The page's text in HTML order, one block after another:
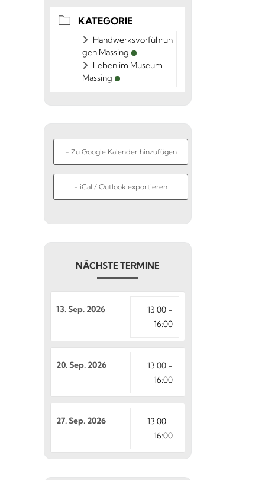
KATEGORIE
Handwerksvorführun
gen Massing
Leben im Museum
Massing
+ Zu Google Kalender hinzufügen
+ iCal / Outlook exportieren
NÄCHSTE TERMINE
13. Sep. 2026
13:00 -
16:00
20. Sep. 2026
13:00 -
16:00
27. Sep. 2026
13:00 -
16:00